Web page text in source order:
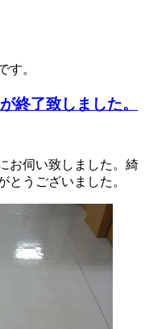
す。
終了致しました。
お伺い致しました。綺
とうございました。